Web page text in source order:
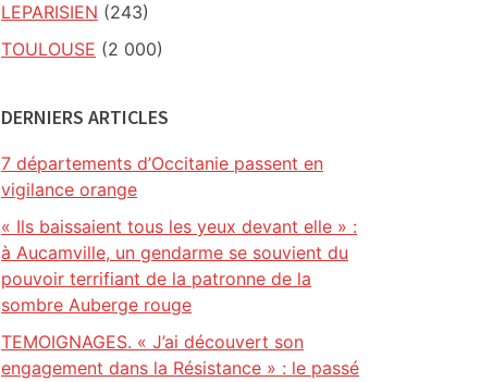
LEPARISIEN (243)
TOULOUSE (2 000)
DERNIERS ARTICLES
7 départements d’Occitanie passent en
vigilance orange
« Ils baissaient tous les yeux devant elle » :
à Aucamville, un gendarme se souvient du
pouvoir terrifiant de la patronne de la
sombre Auberge rouge
TEMOIGNAGES. « J’ai découvert son
engagement dans la Résistance » : le passé